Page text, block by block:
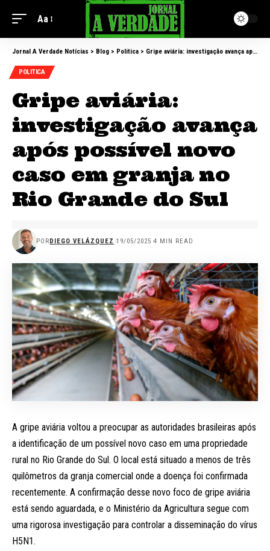
Aa
Jornal A Verdade Notícias > Blog > Politica > Gripe aviária: investigação avança após possível novo caso em granja no Rio Grande do Sul
POLITICA
Gripe aviária:
investigação avança
após possível novo
caso em granja no
Rio Grande do Sul
PORDIEGO VELÁZQUEZ 19/05/2025 4 MIN READ
A gripe aviária voltou a preocupar as autoridades brasileiras após
a identificação de um possível novo caso em uma propriedade
rural no Rio Grande do Sul. O local está situado a menos de três
quilômetros da granja comercial onde a doença foi confirmada
recentemente. A confirmação desse novo foco de gripe aviária
está sendo aguardada, e o Ministério da Agricultura segue com
uma rigorosa investigação para controlar a disseminação do vírus
H5N1.